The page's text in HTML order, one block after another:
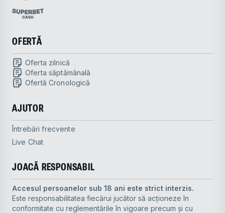
OFERTĂ
oferta zilnică
oferta săptămânală
Ofertă Cronologică
AJUTOR
Întrebări frecvente
Live Chat
JOACĂ RESPONSABIL
Accesul persoanelor sub 18 ani este strict interzis.
Este responsabilitatea fiecărui jucător să acționeze în
conformitate cu reglementările în vigoare precum și cu